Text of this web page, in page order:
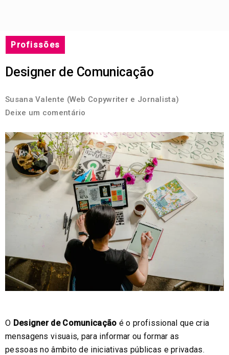
Profissões
Designer de Comunicação
Susana Valente (Web Copywriter e Jornalista)
Deixe um comentário
O Designer de Comunicação é o profissional que cria
mensagens visuais, para informar ou formar as
pessoas no âmbito de iniciativas públicas e privadas.